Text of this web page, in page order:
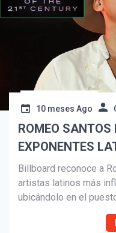
10 meses Ago
ROMEO SANTOS
EXPONENTES
SEGÚN
Billboard reconoce a
artistas latinos más
ubicándolo en el
of the 21st Century.
Bachata”, Santos ha